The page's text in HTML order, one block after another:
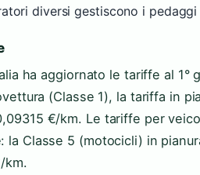
diversi gestiscono i
ha aggiornato le tariffe al 1°
(Classe 1), la tariffa in
€/km. Le tariffe per
la Classe 5 (motocicli) in
km.